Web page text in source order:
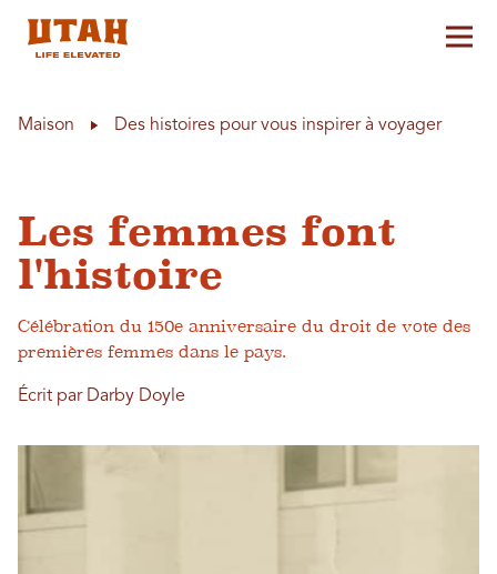
Maison Des histoires pour vous inspirer à voyager
Les femmes font
l'histoire
Célébration du 150e anniversaire du droit de vote des
premières femmes dans le pays.
Écrit par Darby Doyle